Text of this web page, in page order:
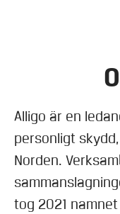
Alligo är en
personligt
Norden.
tog 2021